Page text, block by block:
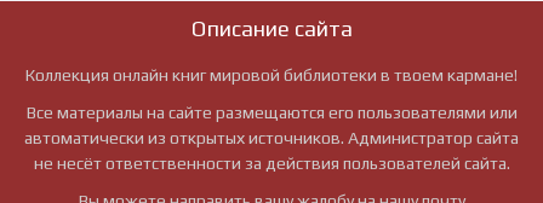
Описание сайта
Коллекция онлайн книг мировой библиотеки в твоем кармане!
Все материалы на сайте размещаются его пользователями или
автоматически из открытых источников. Администратор сайта
не несёт ответственности за действия пользователей сайта.